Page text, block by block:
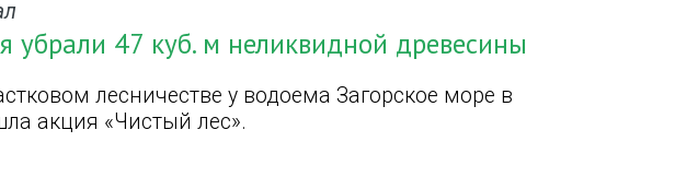
убрали 47 куб. м неликвидной древесины
лесничестве у водоема Загорское море в
акция «Чистый лес».